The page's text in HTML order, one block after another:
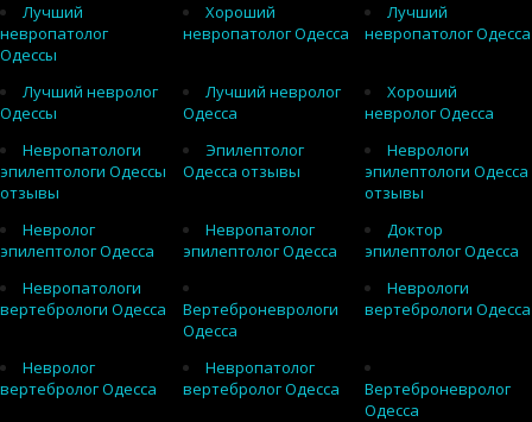
Лучший
невропатолог
Одессы
Хороший
невропатолог Одесса
Лучший
невропатолог Одесса
Лучший невролог
Одессы
Лучший невролог
Одесса
Хороший
невролог Одесса
Невропатологи
эпилептологи Одессы
отзывы
Эпилептолог
Одесса отзывы
Неврологи
эпилептологи Одесса
отзывы
Невролог
эпилептолог Одесса
Невропатолог
эпилептолог Одесса
Доктор
эпилептолог Одесса
Невропатологи
вертебрологи Одесса
Вертеброневрологи
Одесса
Неврологи
вертебрологи Одесса
Невролог
вертебролог Одесса
Невропатолог
вертебролог Одесса
Вертеброневролог
Одесса